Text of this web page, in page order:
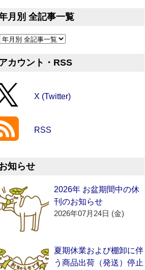
月別 全記事一覧
カウント・RSS
X (Twitter)
RSS
知らせ
2026年 お盆期間中の休
刊のお知らせ
2026年07月24日 (金)
夏期休業および棚卸に伴
う商品出荷（発送）停止